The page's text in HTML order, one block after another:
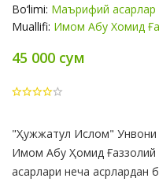
Bo‘limi: Маърифий асарлар
Muallifi: Имом Абу Хомид
45 000 сум
Product
Summery
"Ҳужжатул Ислом" Унвони
Имом Абу Ҳомид Ғаззолий
асарлари неча асрлардан